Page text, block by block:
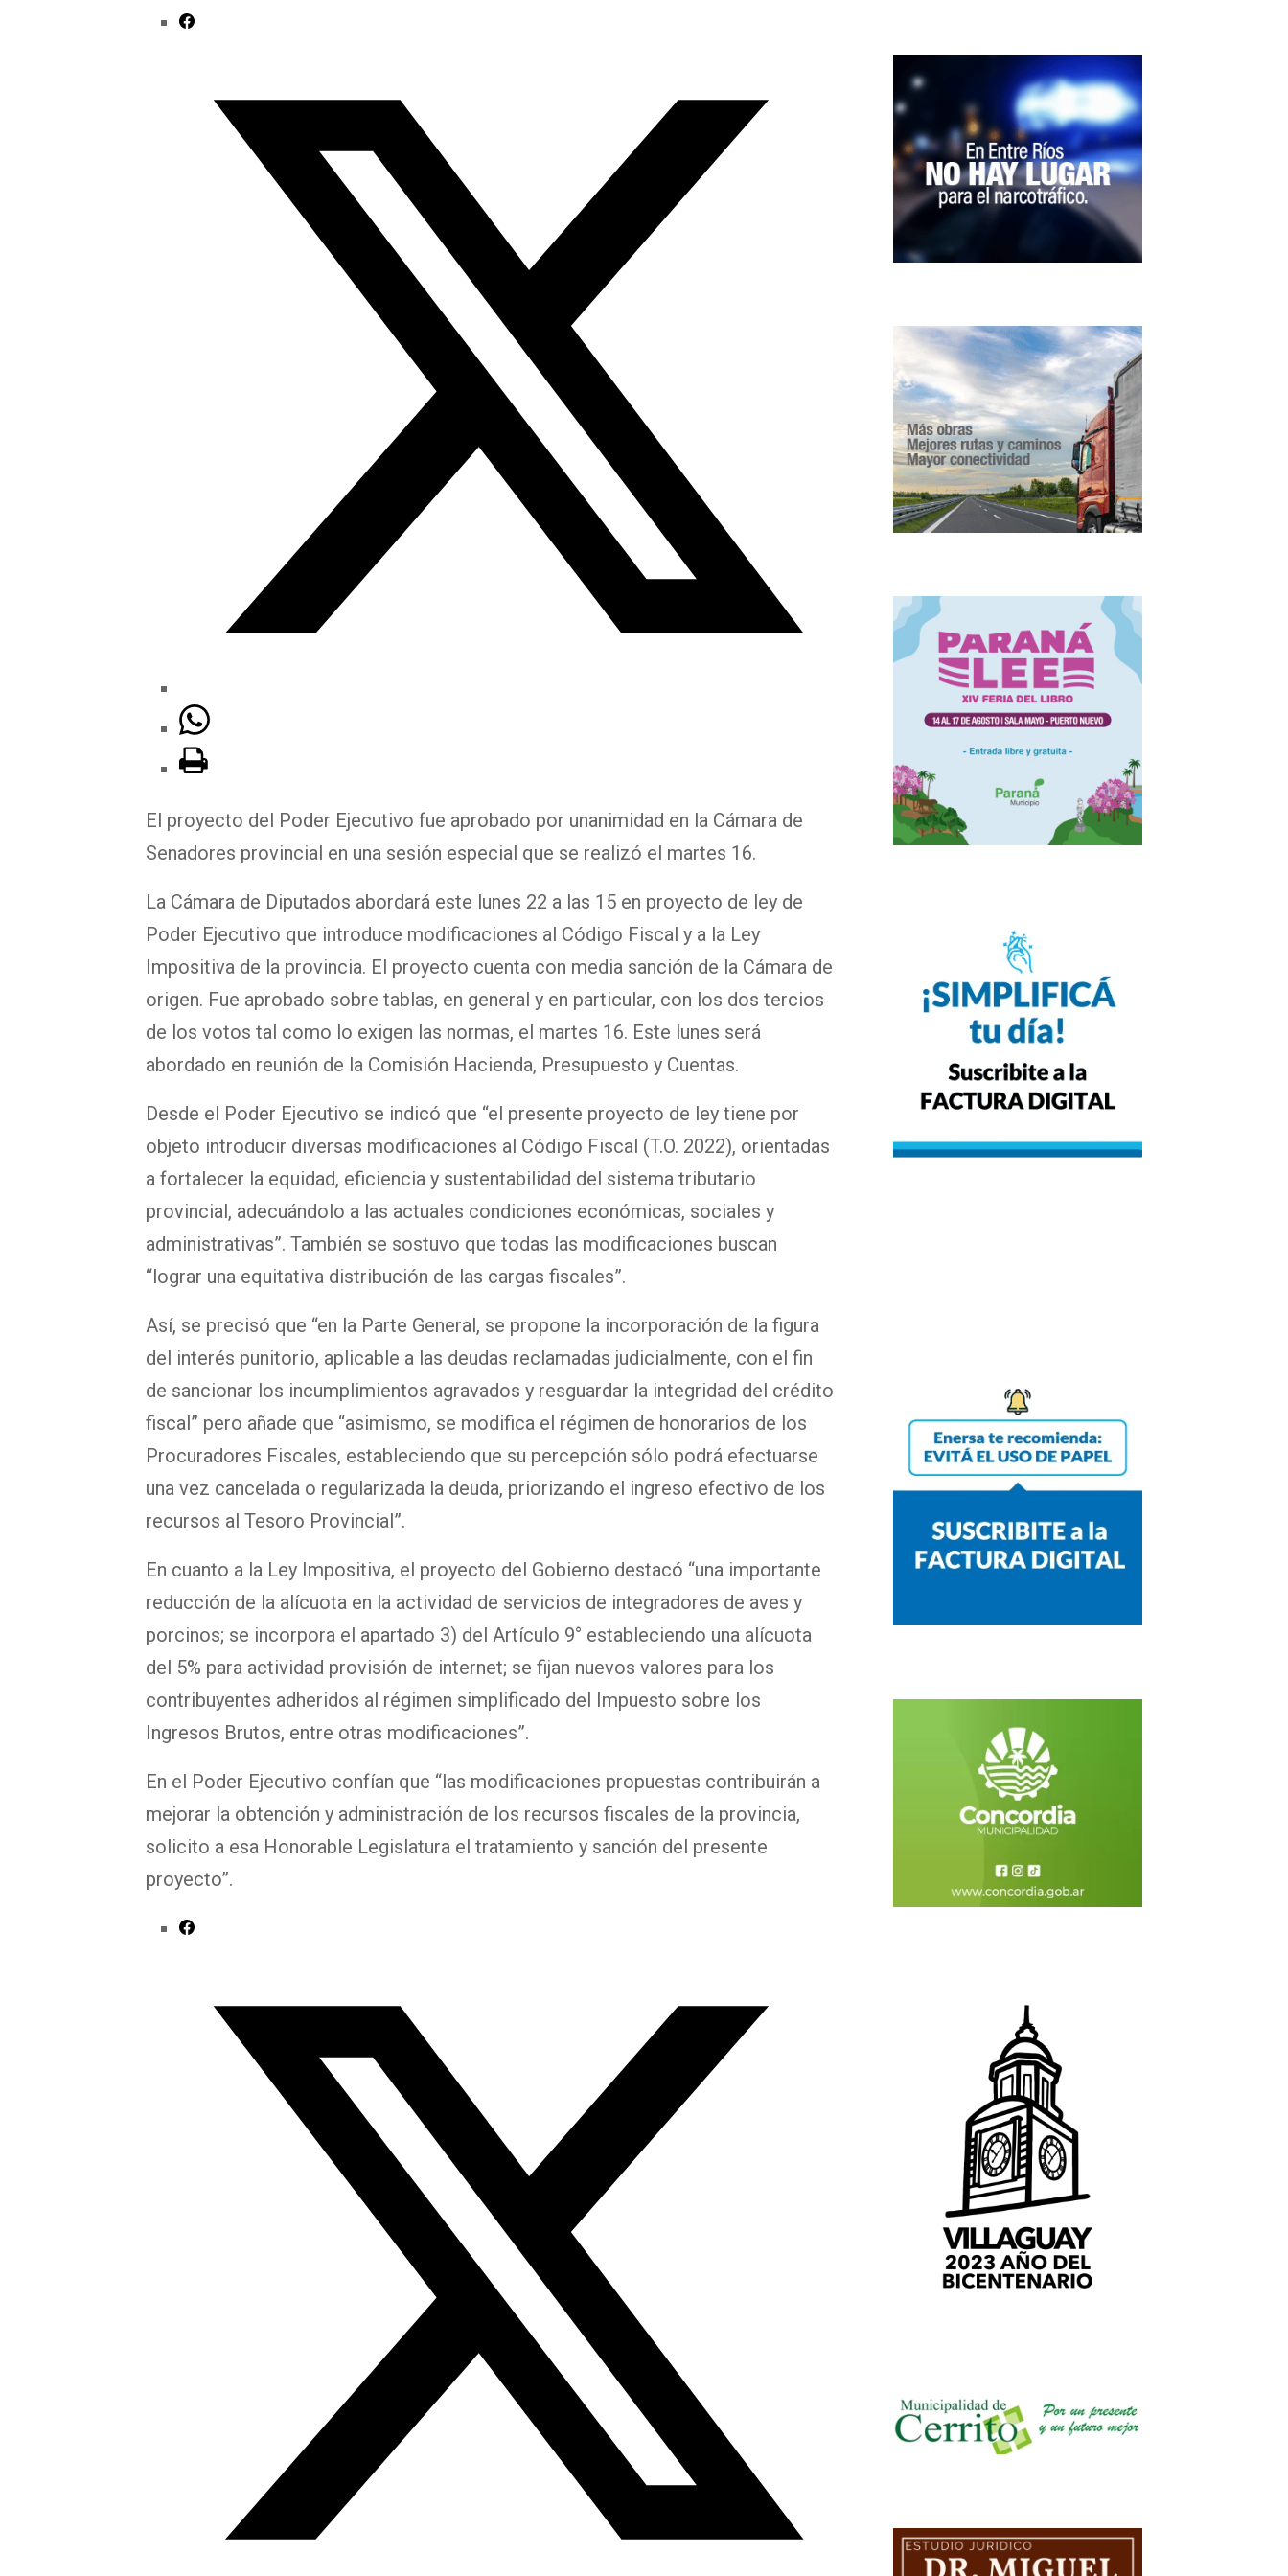
El proyecto del Poder Ejecutivo fue aprobado por unanimidad en la Cámara de
Senadores provincial en una sesión especial que se realizó el martes 16.
La Cámara de Diputados abordará este lunes 22 a las 15 en proyecto de ley de
Poder Ejecutivo que introduce modificaciones al Código Fiscal y a la Ley
Impositiva de la provincia. El proyecto cuenta con media sanción de la Cámara de
origen. Fue aprobado sobre tablas, en general y en particular, con los dos tercios
de los votos tal como lo exigen las normas, el martes 16. Este lunes será
abordado en reunión de la Comisión Hacienda, Presupuesto y Cuentas.
Desde el Poder Ejecutivo se indicó que “el presente proyecto de ley tiene por
objeto introducir diversas modificaciones al Código Fiscal (T.O. 2022), orientadas
a fortalecer la equidad, eficiencia y sustentabilidad del sistema tributario
provincial, adecuándolo a las actuales condiciones económicas, sociales y
administrativas”. También se sostuvo que todas las modificaciones buscan
“lograr una equitativa distribución de las cargas fiscales”.
Así, se precisó que “en la Parte General, se propone la incorporación de la figura
del interés punitorio, aplicable a las deudas reclamadas judicialmente, con el fin
de sancionar los incumplimientos agravados y resguardar la integridad del crédito
fiscal” pero añade que “asimismo, se modifica el régimen de honorarios de los
Procuradores Fiscales, estableciendo que su percepción sólo podrá efectuarse
una vez cancelada o regularizada la deuda, priorizando el ingreso efectivo de los
recursos al Tesoro Provincial”.
En cuanto a la Ley Impositiva, el proyecto del Gobierno destacó “una importante
reducción de la alícuota en la actividad de servicios de integradores de aves y
porcinos; se incorpora el apartado 3) del Artículo 9° estableciendo una alícuota
del 5% para actividad provisión de internet; se fijan nuevos valores para los
contribuyentes adheridos al régimen simplificado del Impuesto sobre los
Ingresos Brutos, entre otras modificaciones”.
En el Poder Ejecutivo confían que “las modificaciones propuestas contribuirán a
mejorar la obtención y administración de los recursos fiscales de la provincia,
solicito a esa Honorable Legislatura el tratamiento y sanción del presente
proyecto”.